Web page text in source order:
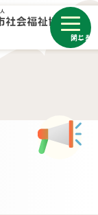
メニュー
閉じる